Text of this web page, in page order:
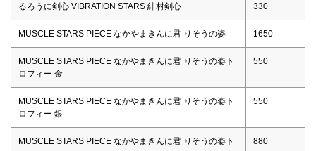
るろうに剣心 VIBRATION STARS 緋村剣心 330
MUSCLE STARS PIECE なかやまきんに君 りそうの姿 1650
MUSCLE STARS PIECE なかやまきんに君 りそうの姿ト
ロフィー 金
550
MUSCLE STARS PIECE なかやまきんに君 りそうの姿ト
ロフィー 銀
550
MUSCLE STARS PIECE なかやまきんに君 りそうの姿ト
880